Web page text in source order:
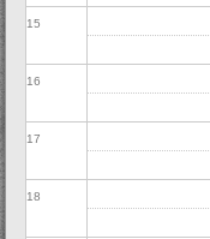
15
16
17
18